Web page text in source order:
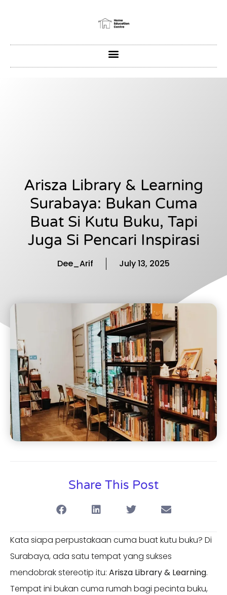
Arisza Library & Learning
Surabaya: Bukan Cuma
Buat Si Kutu Buku, Tapi
Juga Si Pencari Inspirasi
Dee_Arif July 13, 2025
Share This Post
Kata siapa perpustakaan cuma buat kutu buku? Di
Surabaya, ada satu tempat yang sukses
mendobrak stereotip itu: Arisza Library & Learning.
Tempat ini bukan cuma rumah bagi pecinta buku,